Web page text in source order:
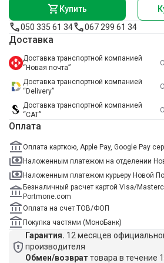
Купить
050 335 61 34
067 299 61 34
Доставка
Доставка транспортной компанией
“Новая почта”
Доставка транспортной компанией
“Delivery”
Доставка транспортной компанией
“САТ”
Оплата
Оплата карткою, Apple Pay, Google Pay
Наложенным платежом на отделении
Наложенным платежом курьеру Новой
Безналичный расчет картой Visa/
Portmone.com
Оплата на счет ТОВ/ФОП
Покупка частями (МоноБанк)
Гарантия. 12 месяцев
производителя
Обмен/возвраттовара в течение